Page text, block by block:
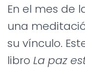
En el mes de
una
su vínculo.
libro La paz